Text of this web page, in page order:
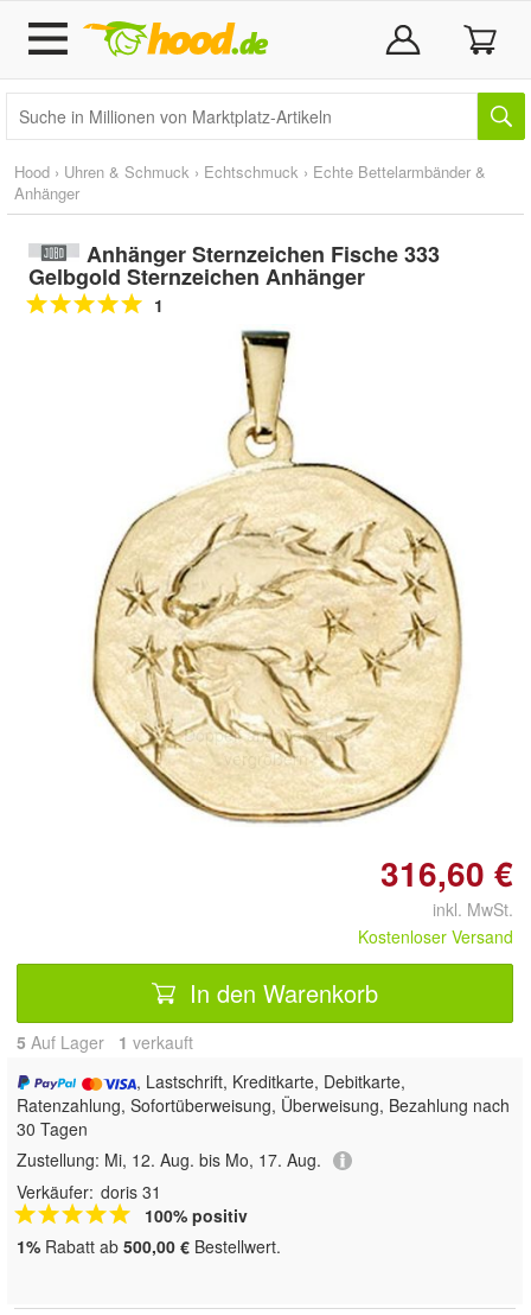
Hood › Uhren & Schmuck › Echtschmuck › Echte Bettelarmbänder &
Anhänger
Anhänger Sternzeichen Fische 333
Gelbgold Sternzeichen Anhänger
1
Doppelt antippen zum
vergrößern
316,60 €
inkl. MwSt.
Kostenloser Versand
In den Warenkorb
5 Auf Lager 1 verkauft
, Lastschrift, Kreditkarte, Debitkarte,
Ratenzahlung, Sofortüberweisung, Überweisung, Bezahlung nach
30 Tagen
Zustellung: Mi, 12. Aug. bis Mo, 17. Aug.
Verkäufer: doris 31
100% positiv
1% Rabatt ab 500,00 € Bestellwert.